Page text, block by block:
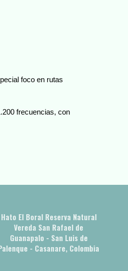
foco en rutas
frecuencias, con
Hato El Boral Reserva Natural
Vereda San Rafael de
Guanapalo - San Luis de
- Casanare, Colombia